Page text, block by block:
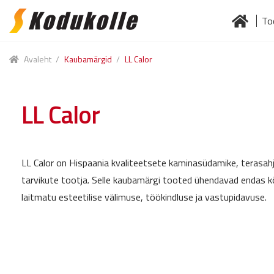
Skip
navigation
Skip
content
Avaleht / Kaubamärgid / LL Calor
LL Calor
LL Calor on Hispaania kvaliteetsete kaminasüdamike,
tarvikute tootja. Selle kaubamärgi tooted ühendavad endas
laitmatu esteetilise välimuse, töökindluse ja vastupidavuse.